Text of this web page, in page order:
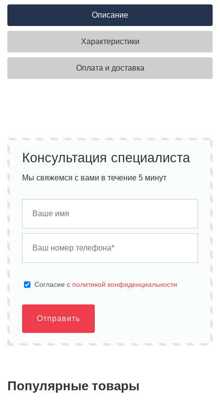
Описание
Характеристики
Оплата и доставка
Консультация специалиста
Мы свяжемся с вами в течение 5 минут
Cогласие с политикой конфиденциальности
Отправить
Популярные товары